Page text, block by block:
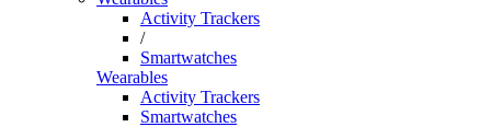
Activity Trackers
/
Smartwatches
Wearables
Activity Trackers
Smartwatches